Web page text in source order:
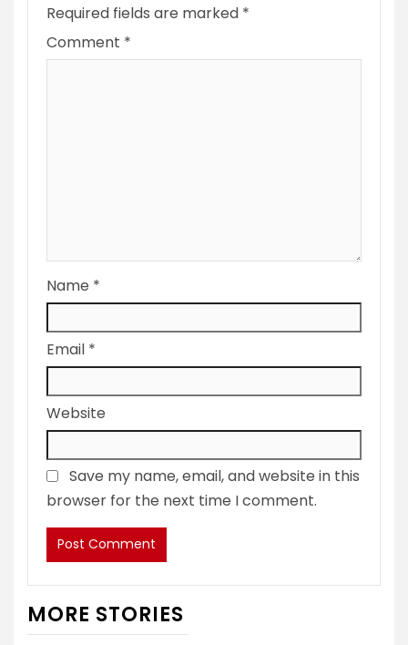
Required fields are marked *
Comment *
Name *
Email *
Website
Save my name, email, and website in this
browser for the next time I comment.
MORE STORIES